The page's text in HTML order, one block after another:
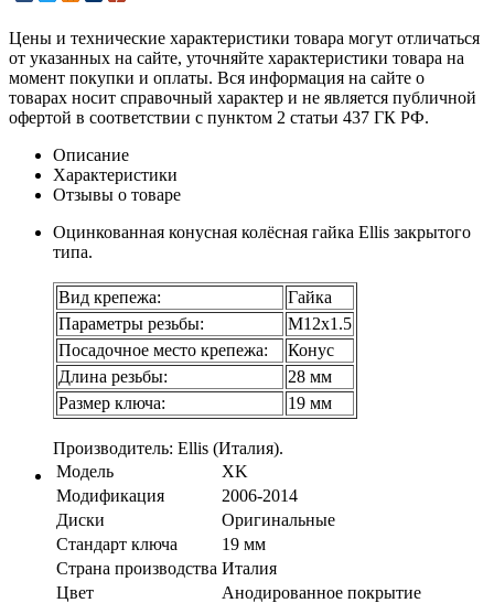
Цены и технические характеристики товара могут отличаться
от указанных на сайте, уточняйте характеристики товара на
момент покупки и оплаты. Вся информация на сайте о
товарах носит справочный характер и не является публичной
офертой в соответствии с пунктом 2 статьи 437 ГК РФ.
Описание
Характеристики
Отзывы о товаре
Оцинкованная конусная колёсная гайка Ellis закрытого
типа.
Вид крепежа:
Гайка
Параметры резьбы:
М12х1.5
Посадочное место крепежа:
Конус
Длина резьбы:
28 мм
Размер ключа:
19 мм
Производитель: Ellis (Италия).
Модель
XK
Модификация
2006-2014
Диски
Оригинальные
Стандарт ключа
19 мм
Страна производства Италия
Цвет
Анодированное покрытие